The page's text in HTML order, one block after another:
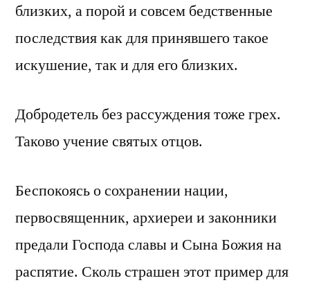
близких, а порой и совсем бедственные
последствия как для принявшего такое
искушение, так и для его близких.
Добродетель без рассуждения тоже грех.
Таково учение святых отцов.
Беспокоясь о сохранении нации,
первосвященник, архиереи и законники
предали Господа славы и Сына Божия на
распятие. Сколь страшен этот пример для